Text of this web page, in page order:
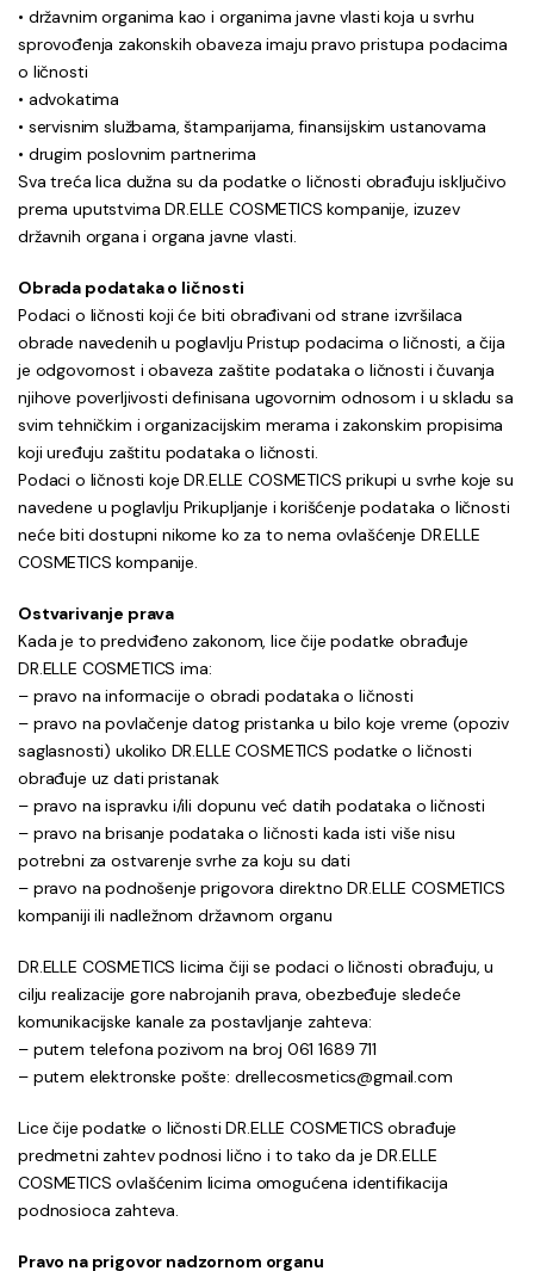
• državnim organima kao i organima javne vlasti koja u svrhu
sprovođenja zakonskih obaveza imaju pravo pristupa podacima
o ličnosti
• advokatima
• servisnim službama, štamparijama, finansijskim ustanovama
• drugim poslovnim partnerima
Sva treća lica dužna su da podatke o ličnosti obrađuju isključivo
prema uputstvima DR.ELLE COSMETICS kompanije, izuzev
državnih organa i organa javne vlasti.
Obrada podataka o ličnosti
Podaci o ličnosti koji će biti obrađivani od strane izvršilaca
obrade navedenih u poglavlju Pristup podacima o ličnosti, a čija
je odgovornost i obaveza zaštite podataka o ličnosti i čuvanja
njihove poverljivosti definisana ugovornim odnosom i u skladu sa
svim tehničkim i organizacijskim merama i zakonskim propisima
koji uređuju zaštitu podataka o ličnosti.
Podaci o ličnosti koje DR.ELLE COSMETICS prikupi u svrhe koje su
navedene u poglavlju Prikupljanje i korišćenje podataka o ličnosti
neće biti dostupni nikome ko za to nema ovlašćenje DR.ELLE
COSMETICS kompanije.
Ostvarivanje prava
Kada je to predviđeno zakonom, lice čije podatke obrađuje
DR.ELLE COSMETICS ima:
– pravo na informacije o obradi podataka o ličnosti
– pravo na povlačenje datog pristanka u bilo koje vreme (opoziv
saglasnosti) ukoliko DR.ELLE COSMETICS podatke o ličnosti
obrađuje uz dati pristanak
– pravo na ispravku i/ili dopunu već datih podataka o ličnosti
– pravo na brisanje podataka o ličnosti kada isti više nisu
potrebni za ostvarenje svrhe za koju su dati
– pravo na podnošenje prigovora direktno DR.ELLE COSMETICS
kompaniji ili nadležnom državnom organu
DR.ELLE COSMETICS licima čiji se podaci o ličnosti obrađuju, u
cilju realizacije gore nabrojanih prava, obezbeđuje sledeće
komunikacijske kanale za postavljanje zahteva:
– putem telefona pozivom na broj 061 1689 711
– putem elektronske pošte: drellecosmetics@gmail.com
Lice čije podatke o ličnosti DR.ELLE COSMETICS obrađuje
predmetni zahtev podnosi lično i to tako da je DR.ELLE
COSMETICS ovlašćenim licima omogućena identifikacija
podnosioca zahteva.
Pravo na prigovor nadzornom organu